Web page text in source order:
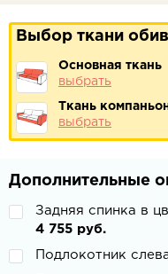
Выбор ткани
Основная ткань
выбрать
Ткань компаньон
выбрать
Дополнительные
Задняя спинка в
4 755 руб.
Подлокотник